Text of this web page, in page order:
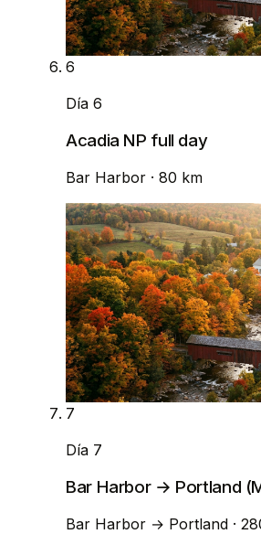
6
Día 6
Acadia NP full day
Bar Harbor · 80 km
7
Día 7
Bar Harbor → Portland
Bar Harbor → Portland ·